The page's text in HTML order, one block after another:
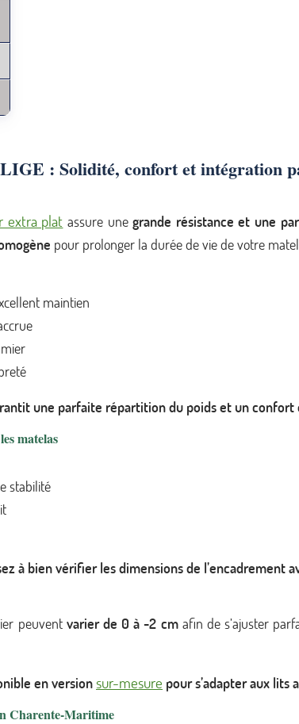
: Solidité, confort et intégration
extra plat assure unegrande résistance et une
pour prolonger la durée de vie de votre
maintien
une parfaite répartition du poids et un confort
matelas
stabilité
à bien vérifier les dimensions de l’encadrement
peuvent varier de 0 à -2 cmafin de s’ajuster
en versionsur-mesure pour s’adapter aux lits
Charente-Maritime